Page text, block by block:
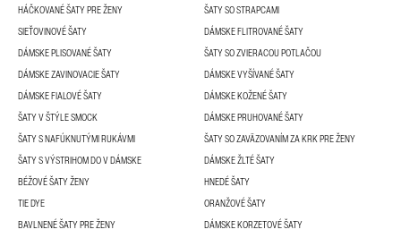
HÁČKOVANÉ ŠATY PRE ŽENY
ŠATY SO STRAPCAMI
SIEŤOVINOVÉ ŠATY
DÁMSKE FLITROVANÉ ŠATY
DÁMSKE PLISOVANÉ ŠATY
ŠATY SO ZVIERACOU POTLAČOU
DÁMSKE ZAVINOVACIE ŠATY
DÁMSKE VYŠÍVANÉ ŠATY
DÁMSKE FIALOVÉ ŠATY
DÁMSKE KOŽENÉ ŠATY
ŠATY V ŠTÝLE SMOCK
DÁMSKE PRUHOVANÉ ŠATY
ŠATY S NAFÚKNUTÝMI RUKÁVMI
ŠATY SO ZAVÄZOVANÍM ZA KRK PRE ŽENY
ŠATY S VÝSTRIHOM DO V DÁMSKE
DÁMSKE ŽLTÉ ŠATY
BÉŽOVÉ ŠATY ŽENY
HNEDÉ ŠATY
TIE DYE
ORANŽOVÉ ŠATY
BAVLNENÉ ŠATY PRE ŽENY
DÁMSKE KORZETOVÉ ŠATY